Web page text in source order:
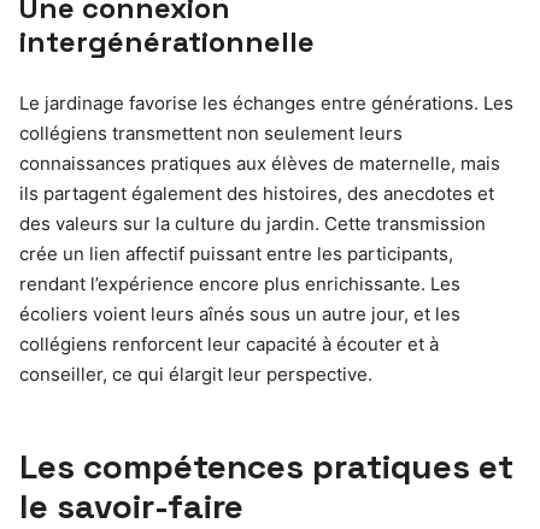
intergénérationnelle
Le jardinage favorise les échanges entre générations. Les
collégiens transmettent non seulement leurs
connaissances pratiques aux élèves de maternelle, mais
ils partagent également des histoires, des anecdotes et
des valeurs sur la culture du jardin. Cette transmission
crée un lien affectif puissant entre les participants,
rendant l’expérience encore plus enrichissante. Les
écoliers voient leurs aînés sous un autre jour, et les
collégiens renforcent leur capacité à écouter et à
conseiller, ce qui élargit leur perspective.
Les compétences pratiques et
le savoir-faire